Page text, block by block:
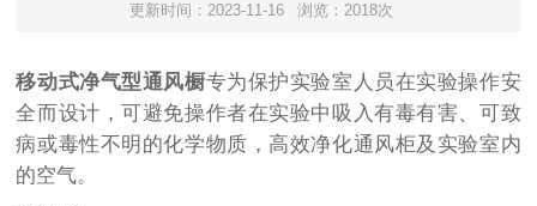
更新时间：2023-11-16 浏览：2018次
移动式净气型通风橱专为保护实验室人员在实验操作安
全而设计，可避免操作者在实验中吸入有毒有害、可致
病或毒性不明的化学物质，高效净化通风柜及实验室内
的空气。